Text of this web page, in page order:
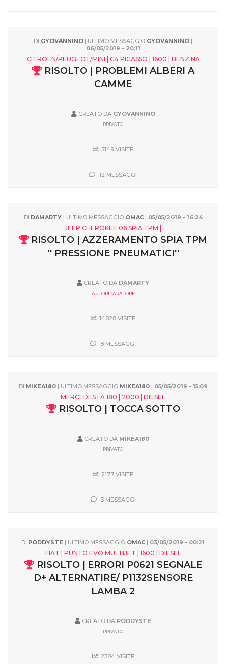
DI GYOVANNINO | ULTIMO MESSAGGIO GYOVANNINO |
06/05/2019 - 20:11
CITROEN/PEUGEOT/MINI | C4 PICASSO | 1600 | BENZINA
RISOLTO | PROBLEMI ALBERI A
CAMME
CREATO DA GYOVANNINO
PRIVATO
5149 VISITE
12 MESSAGGI
DI DAMARTY| ULTIMO MESSAGGIO OMAC | 05/05/2019 - 16:24
JEEP CHEROKEE 06 SPIA TPM |
RISOLTO | AZZERAMENTO SPIA TPM
'' PRESSIONE PNEUMATICI''
CREATO DA DAMARTY
AUTORIPARATORE
14828 VISITE
8 MESSAGGI
DI MIKEA180| ULTIMO MESSAGGIO MIKEA180 | 05/05/2019 - 15:09
MERCEDES | A 180 | 2000 | DIESEL
RISOLTO | TOCCA SOTTO
CREATO DA MIKEA180
PRIVATO
2177 VISITE
3 MESSAGGI
DI PODDYSTE | ULTIMO MESSAGGIO OMAC | 03/05/2019 - 00:21
FIAT | PUNTO EVO MULTIJET | 1600 | DIESEL
RISOLTO | ERRORI P0621 SEGNALE
D+ ALTERNATIRE/ P1132SENSORE
LAMBA 2
CREATO DA PODDYSTE
PRIVATO
2384 VISITE